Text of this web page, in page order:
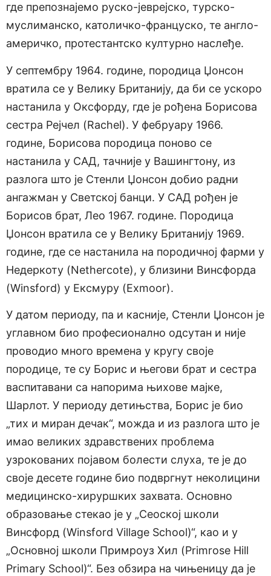
где препознајемо руско-јеврејско, турско-
муслиманско, католичко-француско, те англо-
америчко, протестантско културно наслеђе.
У септембру 1964. године, породица Џонсон
вратила се у Велику Британију, да би се ускоро
настанила у Оксфорду, где је рођена Борисова
сестра Рејчел (Rachel). У фебруару 1966.
године, Борисова породица поново се
настанила у САД, тачније у Вашингтону, из
разлога што је Стенли Џонсон добио радни
ангажман у Светској банци. У САД рођен је
Борисов брат, Лео 1967. године. Породица
Џонсон вратила се у Велику Британију 1969.
године, где се настанила на породичној фарми у
Недеркоту (Nethercote), у близини Винсфорда
(Winsford) у Ексмуру (Exmoor).
У датом периоду, па и касније, Стенли Џонсон је
углавном био професионално одсутан и није
проводио много времена у кругу своје
породице, те су Борис и његови брат и сестра
васпитавани са напорима њихове мајке,
Шарлот. У периоду детињства, Борис је био
„тих и миран дечак“, можда и из разлога што је
имао великих здравствених проблема
узрокованих појавом болести слуха, те је до
своје десете године био подвргнут неколицини
медицинско-хируршких захвата. Основно
образовање стекао је у „Сеоској школи
Винсфорд (Winsford Village School)“, као и у
„Основној школи Примроуз Хил (Primrose Hill
Primary School)“. Без обзира на чињеницу да је